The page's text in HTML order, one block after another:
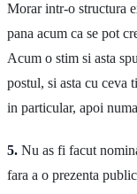
Morar intr-o structura
pana acum ca se pot
Acum o stim si asta
postul, si asta cu ceva
in particular, apoi
5. Nu as fi facut
fara a o prezenta